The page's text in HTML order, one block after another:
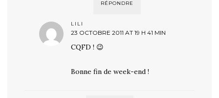
RÉPONDRE
LILI
23 OCTOBRE 2011 AT 19 H 41 MIN
CQFD ! 😉
Bonne fin de week-end !